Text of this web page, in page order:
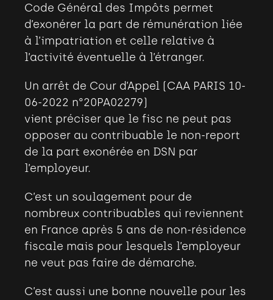
Code Général des Impôts permet
d’exonérer la part de rémunération liée
à l’impatriation et celle relative à
l’activité éventuelle à l’étranger.
Un arrêt de Cour d’Appel (CAA PARIS 10-
06-2022 n°20PA02279)
vient préciser que le fisc ne peut pas
opposer au contribuable le non-report
de la part exonérée en DSN par
l’employeur.
C’est un soulagement pour de
nombreux contribuables qui reviennent
en France après 5 ans de non-résidence
fiscale mais pour lesquels l’employeur
ne veut pas faire de démarche.
C’est aussi une bonne nouvelle pour les